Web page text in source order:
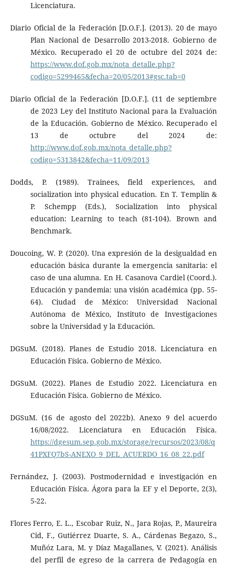
Licenciatura.
Diario Oficial de la Federación [D.O.F.]. (2013). 20 de mayo
Plan Nacional de Desarrollo 2013-2018. Gobierno de
México. Recuperado el 20 de octubre del 2024 de:
https://www.dof.gob.mx/nota_detalle.php?
codigo=5299465&fecha=20/05/2013#gsc.tab=0
Diario Oficial de la Federación [D.O.F.]. (11 de septiembre
de 2023 Ley del Instituto Nacional para la Evaluación
de la Educación. Gobierno de México. Recuperado el
13 de octubre del 2024 de:
http://www.dof.gob.mx/nota_detalle.php?
codigo=5313842&fecha=11/09/2013
Dodds, P. (1989). Trainees, field experiences, and
socialization into physical education. En T. Templin &
P. Schempp (Eds.), Socialization into physical
education: Learning to teach (81-104). Brown and
Benchmark.
Doucoing, W. P. (2020). Una expresión de la desigualdad en
educación básica durante la emergencia sanitaria: el
caso de una alumna. En H. Casanova Cardiel (Coord.).
Educación y pandemia: una visión académica (pp. 55-
64). Ciudad de México: Universidad Nacional
Autónoma de México, Instituto de Investigaciones
sobre la Universidad y la Educación.
DGSuM. (2018). Planes de Estudio 2018. Licenciatura en
Educación Física. Gobierno de México.
DGSuM. (2022). Planes de Estudio 2022. Licenciatura en
Educación Física. Gobierno de México.
DGSuM. (16 de agosto del 2022b). Anexo 9 del acuerdo
16/08/2022. Licenciatura en Educación Física.
https://dgesum.sep.gob.mx/storage/recursos/2023/08/q
41PXFQ7bS-ANEXO_9_DEL_ACUERDO_16_08_22.pdf
Fernández, J. (2003). Postmodernidad e investigación en
Educación Física. Ágora para la EF y el Deporte, 2(3),
5-22.
Flores Ferro, E. L., Escobar Ruiz, N., Jara Rojas, P., Maureira
Cid, F., Gutiérrez Duarte, S. A., Cárdenas Begazo, S.,
Muñóz Lara, M. y Díaz Magallanes, V. (2021). Análisis
del perfil de egreso de la carrera de Pedagogía en